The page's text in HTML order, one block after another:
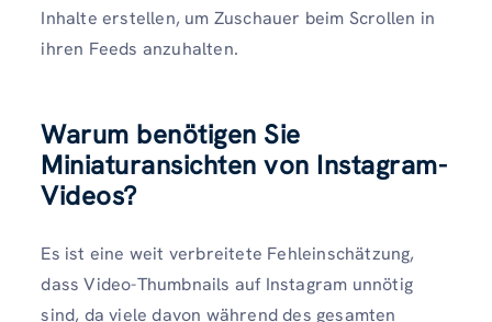
Inhalte erstellen, um Zuschauer beim Scrollen in
ihren Feeds anzuhalten.
Warum benötigen Sie
Miniaturansichten von Instagram-
Videos?
Es ist eine weit verbreitete Fehleinschätzung,
dass Video-Thumbnails auf Instagram unnötig
sind, da viele davon während des gesamten